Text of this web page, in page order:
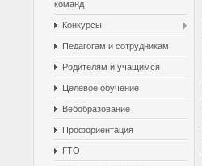
команд
Конкурсы
Педагогам и сотрудникам
Родителям и учащимся
Целевое обучение
Вебобразование
Профориентация
ГТО